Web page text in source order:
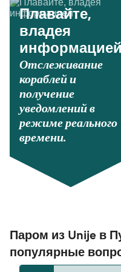
Плавайте,
владея
информацией
Отслеживание
кораблей и
получение
уведомлений в
режиме реального
времени.
Паром из Unije в
популярные